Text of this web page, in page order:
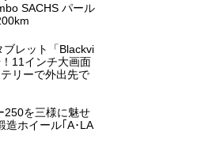
SACHS パール
レット「Blackvi
11インチ大画面
リーで外出先で
250を三様に魅せ
造ホイール｢A･LA